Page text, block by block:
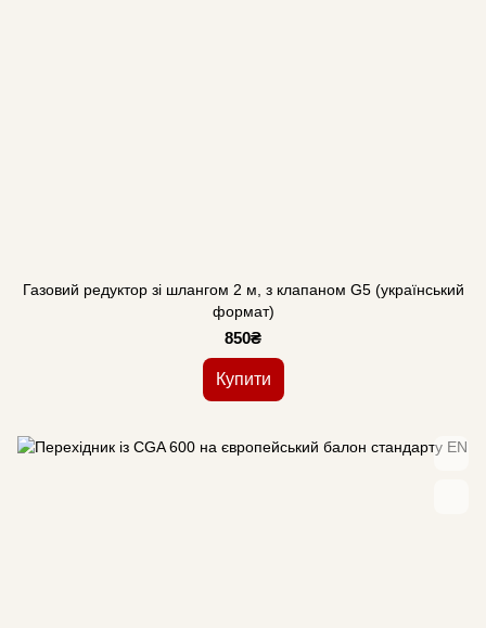
Газовий редуктор зі шлангом 2 м, з клапаном G5 (український
формат)
850₴
Купити